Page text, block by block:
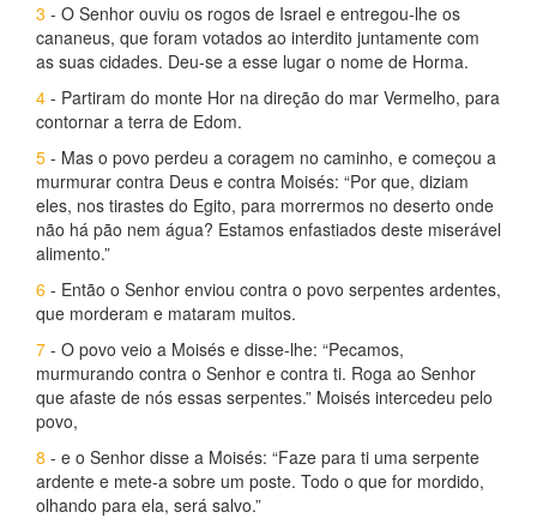
3 - O Senhor ouviu os rogos de Israel e entregou-lhe os
cananeus, que foram votados ao interdito juntamente com
as suas cidades. Deu-se a esse lugar o nome de Horma.
4 - Partiram do monte Hor na direção do mar Vermelho, para
contornar a terra de Edom.
5 - Mas o povo perdeu a coragem no caminho, e começou a
murmurar contra Deus e contra Moisés: “Por que, diziam
eles, nos tirastes do Egito, para morrermos no deserto onde
não há pão nem água? Estamos enfastiados deste miserável
alimento.”
6 - Então o Senhor enviou contra o povo serpentes ardentes,
que morderam e mataram muitos.
7 - O povo veio a Moisés e disse-lhe: “Pecamos,
murmurando contra o Senhor e contra ti. Roga ao Senhor
que afaste de nós essas serpentes.” Moisés intercedeu pelo
povo,
8 - e o Senhor disse a Moisés: “Faze para ti uma serpente
ardente e mete-a sobre um poste. Todo o que for mordido,
olhando para ela, será salvo.”